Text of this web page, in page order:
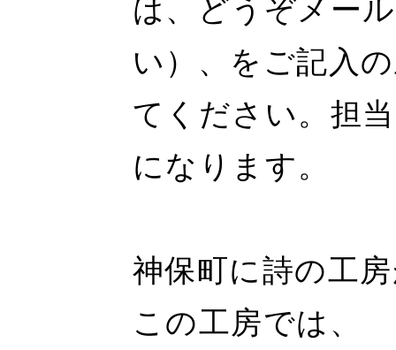
は、どうぞメー
い）、をご記入
てください。担
になります。
神保町に詩の工
この工房では、